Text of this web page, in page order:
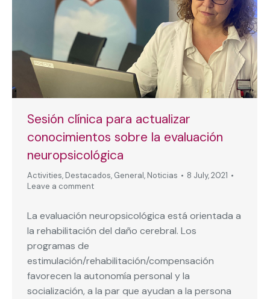
Sesión clínica para actualizar
conocimientos sobre la evaluación
neuropsicológica
Activities, Destacados, General, Noticias
8 July, 2021
Leave a comment
La evaluación neuropsicológica está orientada a
la rehabilitación del daño cerebral. Los
programas de
estimulación/rehabilitación/compensación
favorecen la autonomía personal y la
socialización, a la par que ayudan a la persona